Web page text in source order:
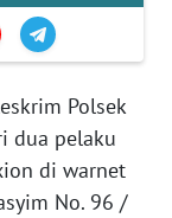
Polsek
dua pelaku
di warnet
No. 96 /